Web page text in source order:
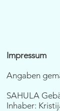
Impressum
Angaben
SAHULA
Inhaber: